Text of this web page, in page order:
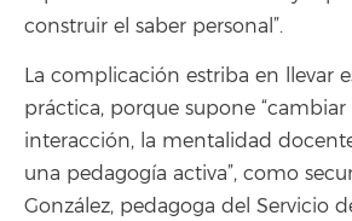
construir el saber personal”.
La complicación estriba en llevar
práctica, porque supone
interacción, la mentalidad
una pedagogía activa”, como
González, pedagoga del Servicio